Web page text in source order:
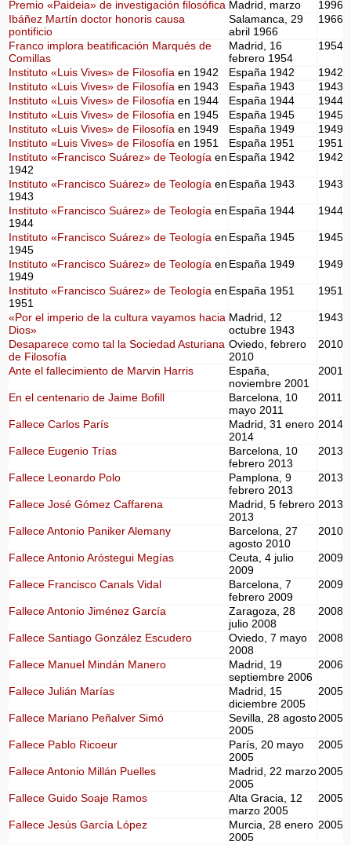
Premio «Paideia» de investigación filosófica Madrid, marzo
1996
Ibáñez Martín doctor honoris causa
pontificio
Salamanca, 29
abril 1966
1966
Franco implora beatificación Marqués de
Comillas
Madrid, 16
febrero 1954
1954
Instituto «Luis Vives» de Filosofíaen 1942 España 1942
1942
Instituto «Luis Vives» de Filosofíaen 1943 España 1943
1943
Instituto «Luis Vives» de Filosofíaen 1944 España 1944
1944
Instituto «Luis Vives» de Filosofíaen 1945 España 1945
1945
Instituto «Luis Vives» de Filosofíaen 1949 España 1949
1949
Instituto «Luis Vives» de Filosofíaen 1951 España 1951
1951
Instituto «Francisco Suárez» de Teologíaen
1942
España 1942 1942
Instituto «Francisco Suárez» de Teologíaen
1943
España 1943 1943
Instituto «Francisco Suárez» de Teologíaen
1944
España 1944 1944
Instituto «Francisco Suárez» de Teologíaen
1945
España 1945 1945
Instituto «Francisco Suárez» de Teologíaen
1949
España 1949 1949
Instituto «Francisco Suárez» de Teologíaen
1951
España 1951 1951
«Por el imperio de la cultura vayamos hacia
Dios»
Madrid, 12
octubre 1943
1943
Desaparece como tal la Sociedad Asturiana
de Filosofía
Oviedo, febrero
2010
2010
Ante el fallecimiento de Marvin Harris
España,
noviembre 2001
2001
En el centenario de Jaime Bofill
Barcelona, 10
mayo 2011
2011
Fallece Carlos París
Madrid, 31 enero
2014
2014
Fallece Eugenio Trías
Barcelona, 10
febrero 2013
2013
Fallece Leonardo Polo
Pamplona, 9
febrero 2013
2013
Fallece José Gómez Caffarena
Madrid, 5 febrero
2013
2013
Fallece Antonio Paniker Alemany
Barcelona, 27
agosto 2010
2010
Fallece Antonio Aróstegui Megías
Ceuta, 4 julio
2009
2009
Fallece Francisco Canals Vidal
Barcelona, 7
febrero 2009
2009
Fallece Antonio Jiménez García
Zaragoza, 28
julio 2008
2008
Fallece Santiago González Escudero
Oviedo, 7 mayo
2008
2008
Fallece Manuel Mindán Manero
Madrid, 19
septiembre 2006
2006
Fallece Julián Marías
Madrid, 15
diciembre 2005
2005
Fallece Mariano Peñalver Simó
Sevilla, 28 agosto
2005
2005
Fallece Pablo Ricoeur
París, 20 mayo
2005
2005
Fallece Antonio Millán Puelles
Madrid, 22 marzo
2005
2005
Fallece Guido Soaje Ramos
Alta Gracia, 12
marzo 2005
2005
Fallece Jesús García López
Murcia, 28 enero
2005
2005